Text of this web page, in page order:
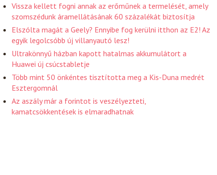
Vissza kellett fogni annak az erőműnek a termelését, amely
szomszédunk áramellátásának 60 százalékát biztosítja
Elszólta magát a Geely? Ennyibe fog kerülni itthon az E2! Az
egyik legolcsóbb új villanyautó lesz!
Ultrakönnyű házban kapott hatalmas akkumulátort a
Huawei új csúcstabletje
Több mint 50 önkéntes tisztította meg a Kis-Duna medrét
Esztergomnál
Az aszály már a forintot is veszélyezteti,
kamatcsökkentések is elmaradhatnak